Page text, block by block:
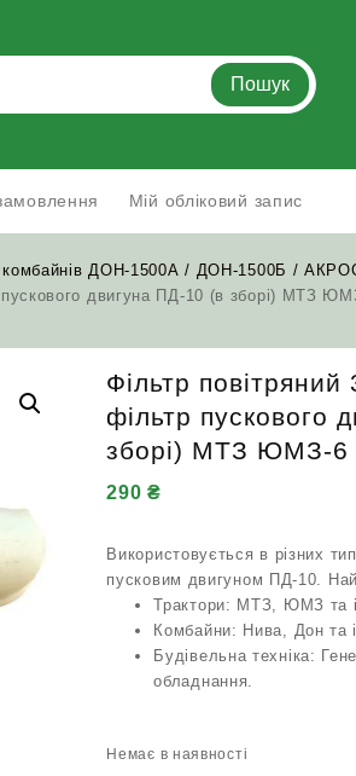
Пошук
Мій обліковий запис
комбайнів ДОН-1500А / ДОН-1500Б /
пускового двигуна ПД-10 (в зборі) МТЗ
Фільтр
фільтр пускового
зборі) МТЗ ЮМЗ-
290₴
Використовується в різних
пусковим двигуном ПД-10.
Трактори: МТЗ, ЮМЗ та
Комбайни: Нива, Дон та
Будівельна техніка:
обладнання.
Немає в наявності